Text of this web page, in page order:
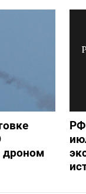
дроном
РФ